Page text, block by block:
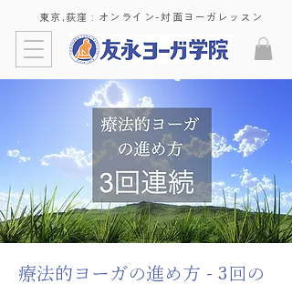
東京,荻窪 : ​オンライン-対面ヨーガレッスン
療法的ヨーガの進め方 - 3回の